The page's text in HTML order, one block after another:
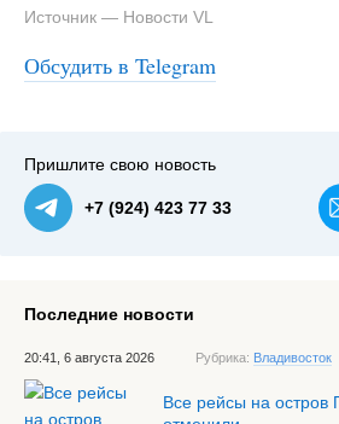
Источник — Новости VL
Обсудить в Telegram
#3
Пришлите свою новость
+7 (924) 423 77 33
Последние новости
20:41, 6 августа 2026 Рубрика: Владивосток
Все рейсы на остров